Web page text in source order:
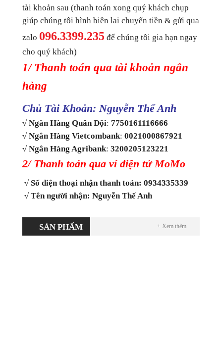
tài khoản sau (thanh toán xong quý khách chụp
giúp chúng tôi hình biên lai chuyển tiền & gửi qua
zalo 096.3399.235 để chúng tôi gia hạn ngay
cho quý khách)
1/ Thanh toán qua tài khoản ngân
hàng
Chủ Tài Khoản: Nguyễn Thế Anh
√ Ngân Hàng Quân Đội: 7750161116666
√ Ngân Hàng Vietcombank: 0021000867921
√ Ngân Hàng Agribank: 3200205123221
2/ Thanh toán qua ví điện tử MoMo
√ Số điện thoại nhận thanh toán: 0934335339
√ Tên người nhận: Nguyễn Thế Anh
SẢN PHẨM + Xem thêm